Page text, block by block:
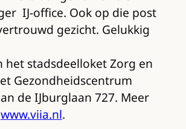
IJ-office. Ook op die post
gezicht. Gelukkig
het stadsdeelloket Zorg en
Gezondheidscentrum
de IJburglaan 727. Meer
www.viia.nl.